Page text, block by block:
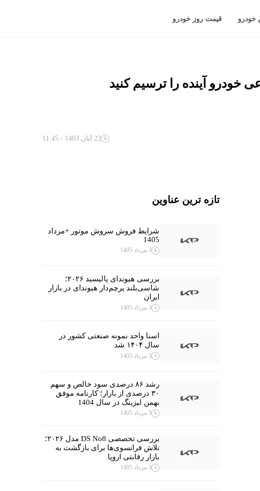
قیمت روز خودرو
خودرو آینده را ترسیم کنید
22 آبان 1403 - 11:45
تازه ترین عناوین
شرایط فروش سروش موتور +مرداد
1405
3 مرداد 1405
بررسی هیوندای پالیسید ۲۰۲۶؛
شاسی‌بلند پرچم‌دار هیوندای در بازار
ایران
3 مرداد 1405
اسنا واحد نمونه صنعتی کشور در
سال ۱۴۰۴ شد
3 مرداد 1405
رشد ۸۶ درصدی سود خالص و سهم
۳۰ درصدی از بازار؛ کارنامه موفق
بهمن لیزینگ در سال 1404
3 مرداد 1405
بررسی تخصصی DS No8 مدل ۲۰۲۶؛
تلاش فرانسوی‌ها برای بازگشت به
بازار رقابتی اروپا
3 مرداد 1405